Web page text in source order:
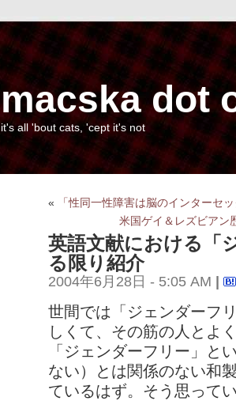
macska dot
it's all 'bout cats, 'cept it's not
«
「性同一性障害は脳のインターセ
米国ゲイ＆レズビアン
英語文献における「
る限り紹介
2004年6月28日 - 5:05 AM
世間では「ジェンダーフ
しくて、その筋の人とよ
「ジェンダーフリー」と
ない）とは関係のない和
ているはず。そう思って